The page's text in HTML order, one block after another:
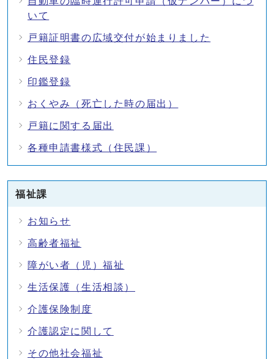
いて
戸籍証明書の広域交付が始まりました
住民登録
印鑑登録
おくやみ（死亡した時の届出）
戸籍に関する届出
各種申請書様式（住民課）
福祉課
お知らせ
高齢者福祉
障がい者（児）福祉
生活保護（生活相談）
介護保険制度
介護認定に関して
その他社会福祉